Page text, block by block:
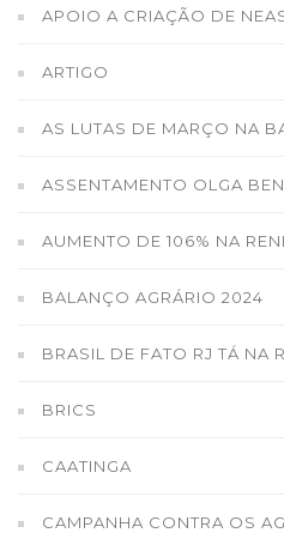
APOIO A CRIAÇÃO DE
ARTIGO
AS LUTAS DE MARÇO NA
ASSENTAMENTO OLGA
AUMENTO DE 106% NA
BALANÇO AGRÁRIO 2024
BRASIL DE FATO RJ TÁ NA
BRICS
CAATINGA
CAMPANHA CONTRA OS